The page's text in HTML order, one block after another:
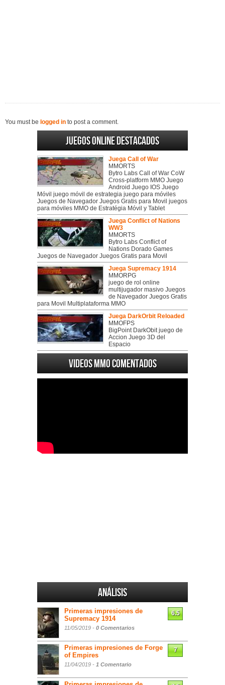
You must be logged in to post a comment.
Juegos online destacados
Juega Call of War
MMORTS
Bytro Labs Call of War CoW
Cross-platform MMO Juego
Android Juego IOS Juego
Móvil juego móvil de estrategia juego para móviles
Juegos de Navegador Juegos Gratis para Movil juegos
para móviles MMO de Estratégia Móvil y Tablet
Juega Conflict of Nations
WW3
MMORTS
Bytro Labs Conflict of
Nations Dorado Games
Juegos de Navegador Juegos Gratis para Movil
Juega Supremacy 1914
MMORPG
juego de rol online
multijugador masivo Juegos
de Navegador Juegos Gratis
para Movil Multiplataforma MMO
Juega DarkOrbit Reloaded
MMOFPS
BigPoint DarkObit juego de
Accion Juego 3D del
Espacio
Videos MMO Comentados
Análisis
Primeras impresiones de
Supremacy 1914
11/05/2019 - 0 Comentarios
6.5
Primeras impresiones de Forge
of Empires
11/04/2019 - 1 Comentario
7